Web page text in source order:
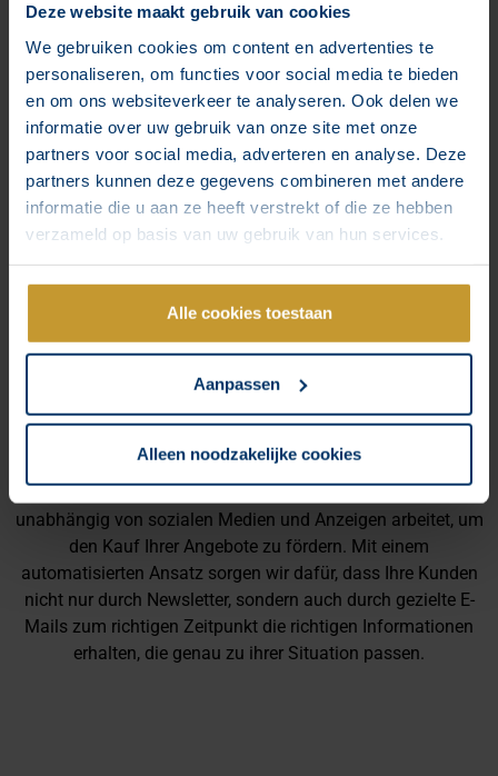
Deze website maakt gebruik van cookies
We gebruiken cookies om content en advertenties te
personaliseren, om functies voor social media te bieden
en om ons websiteverkeer te analyseren. Ook delen we
informatie over uw gebruik van onze site met onze
partners voor social media, adverteren en analyse. Deze
partners kunnen deze gegevens combineren met andere
informatie die u aan ze heeft verstrekt of die ze hebben
verzameld op basis van uw gebruik van hun services.
Alle cookies toestaan
Aanpassen
Alleen noodzakelijke cookies
Newsletter-Strategie
Newsletter sind alles andere als altmodisch. Mit einem
starken Konzept bleiben Sie bei Ihren Kontakten in aller
Munde und versorgen sie regelmäßig mit wertvollen
Inhalten. Wir unterstützen Sie sowohl bei der Konzeption als
auch bei der Umsetzung Ihrer Newsletter-Strategie.
dessen Implementierung
Mit unserer umfangreichen Erfahrung mit verschiedenen E-
Mail- und Automatisierungs-Tools können wir Sie bei der
unabhängig von sozialen Medien und Anzeigen arbeitet, um
den Kauf Ihrer Angebote zu fördern. Mit einem
automatisierten Ansatz sorgen wir dafür, dass Ihre Kunden
nicht nur durch Newsletter, sondern auch durch gezielte E-
Mails zum richtigen Zeitpunkt die richtigen Informationen
erhalten, die genau zu ihrer Situation passen.